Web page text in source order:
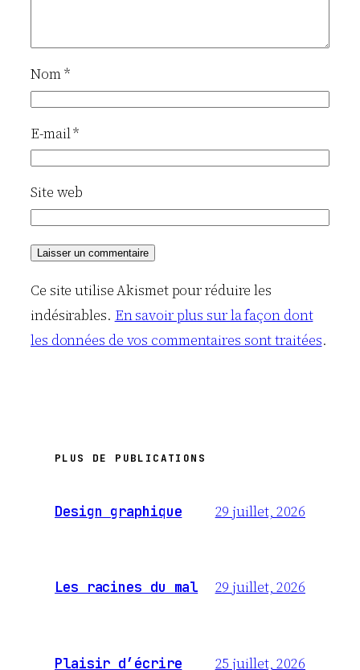
Nom*
E-mail*
Site web
Ce site utilise Akismet pour réduire les
indésirables. En savoir plus sur la façon dont
les données de vos commentaires sont traitées.
PLUS DE PUBLICATIONS
Design graphique 29 juillet, 2026
Les racines du mal 29 juillet, 2026
Plaisir d’écrire 25 juillet, 2026